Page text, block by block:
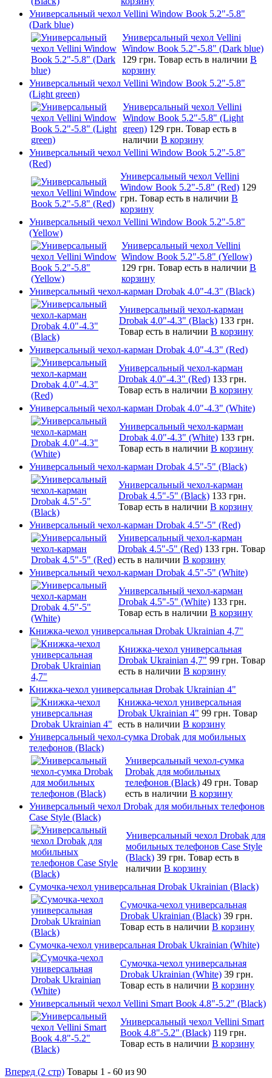
Универсальный чехол Vellini Window Book 5.2"-5.8"
(Dark blue)
Универсальный чехол Vellini
Window Book 5.2"-5.8" (Dark blue)
129 грн. Товар есть в наличии В
корзину
Универсальный чехол Vellini Window Book 5.2"-5.8"
(Light green)
Универсальный чехол Vellini
Window Book 5.2"-5.8" (Light
green) 129 грн. Товар есть в
наличии В корзину
Универсальный чехол Vellini Window Book 5.2"-5.8"
(Red)
Универсальный чехол Vellini
Window Book 5.2"-5.8" (Red) 129
грн. Товар есть в наличии В
корзину
Универсальный чехол Vellini Window Book 5.2"-5.8"
(Yellow)
Универсальный чехол Vellini
Window Book 5.2"-5.8" (Yellow)
129 грн. Товар есть в наличии В
корзину
Универсальный чехол-карман Drobak 4.0"-4.3" (Black)
Универсальный чехол-карман
Drobak 4.0"-4.3" (Black) 133 грн.
Товар есть в наличии В корзину
Универсальный чехол-карман Drobak 4.0"-4.3" (Red)
Универсальный чехол-карман
Drobak 4.0"-4.3" (Red) 133 грн.
Товар есть в наличии В корзину
Универсальный чехол-карман Drobak 4.0"-4.3" (White)
Универсальный чехол-карман
Drobak 4.0"-4.3" (White) 133 грн.
Товар есть в наличии В корзину
Универсальный чехол-карман Drobak 4.5"-5" (Black)
Универсальный чехол-карман
Drobak 4.5"-5" (Black) 133 грн.
Товар есть в наличии В корзину
Универсальный чехол-карман Drobak 4.5"-5" (Red)
Универсальный чехол-карман
Drobak 4.5"-5" (Red) 133 грн. Товар
есть в наличии В корзину
Универсальный чехол-карман Drobak 4.5"-5" (White)
Универсальный чехол-карман
Drobak 4.5"-5" (White) 133 грн.
Товар есть в наличии В корзину
Книжка-чехол универсальная Drobak Ukrainian 4,7"
Книжка-чехол универсальная
Drobak Ukrainian 4,7" 99 грн. Товар
есть в наличии В корзину
Книжка-чехол универсальная Drobak Ukrainian 4"
Книжка-чехол универсальная
Drobak Ukrainian 4" 99 грн. Товар
есть в наличии В корзину
Универсальный чехол-сумка Drobak для мобильных
телефонов (Black)
Универсальный чехол-сумка
Drobak для мобильных
телефонов (Black) 49 грн. Товар
есть в наличии В корзину
Универсальный чехол Drobak для мобильных телефонов
Case Style (Black)
Универсальный чехол Drobak для
мобильных телефонов Case Style
(Black) 39 грн. Товар есть в
наличии В корзину
Сумочка-чехол универсальная Drobak Ukrainian (Black)
Сумочка-чехол универсальная
Drobak Ukrainian (Black) 39 грн.
Товар есть в наличии В корзину
Сумочка-чехол универсальная Drobak Ukrainian (White)
Сумочка-чехол универсальная
Drobak Ukrainian (White) 39 грн.
Товар есть в наличии В корзину
Универсальный чехол Vellini Smart Book 4.8"-5.2" (Black)
Универсальный чехол Vellini Smart
Book 4.8"-5.2" (Black) 119 грн.
Товар есть в наличии В корзину
Вперед (2 стр) Товары 1 - 60 из 90